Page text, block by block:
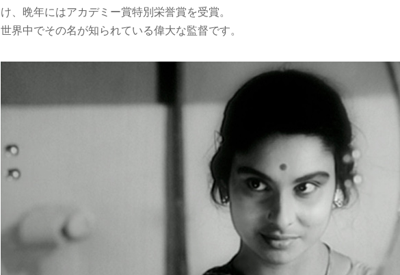
け、晩年にはアカデミー賞特別栄誉賞を受賞。
世界中でその名が知られている偉大な監督です。